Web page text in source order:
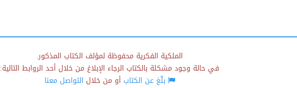
الملكية الفكرية محفوظة لمؤلف الكتاب المذكور.
في حالة وجود مشكلة بالكتاب الرجاء الإبلاغ من خلال أحد الروابط التالية:
بلّغ عن الكتابأو من خلال التواصل معنا